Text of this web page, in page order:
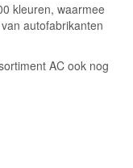
kleuren, waarmee
autofabrikanten
AC ook nog